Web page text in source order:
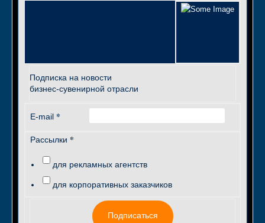
Подписка на новости
бизнес-сувенирной отрасли
E-mail *
Рассылки *
для рекламных агентств
для корпоративных заказчиков
Подписаться